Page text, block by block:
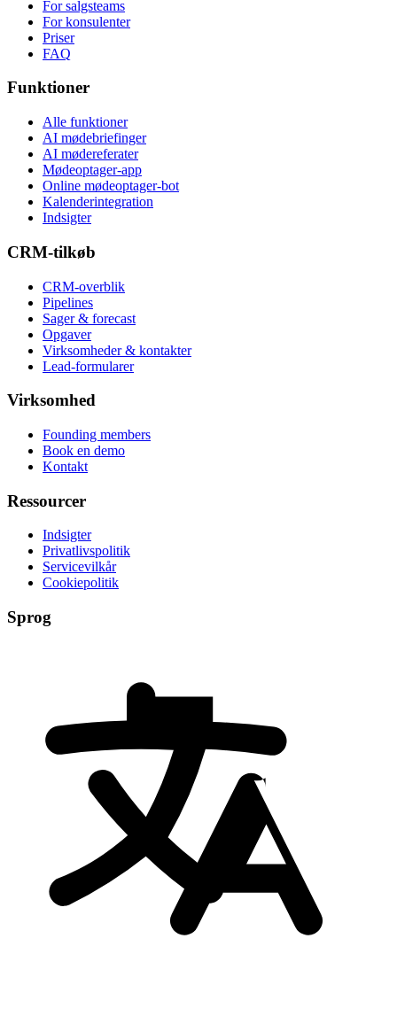
For salgsteams
For konsulenter
Priser
FAQ
Funktioner
Alle funktioner
AI mødebriefinger
AI mødereferater
Mødeoptager-app
Online mødeoptager-bot
Kalenderintegration
Indsigter
CRM-tilkøb
CRM-overblik
Pipelines
Sager & forecast
Opgaver
Virksomheder & kontakter
Lead-formularer
Virksomhed
Founding members
Book en demo
Kontakt
Ressourcer
Indsigter
Privatlivspolitik
Servicevilkår
Cookiepolitik
Sprog